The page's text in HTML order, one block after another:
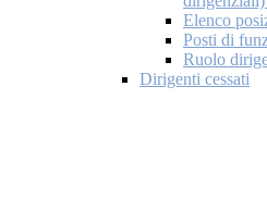
Elenco
Posti di
Ruolo
Dirigenti cessati